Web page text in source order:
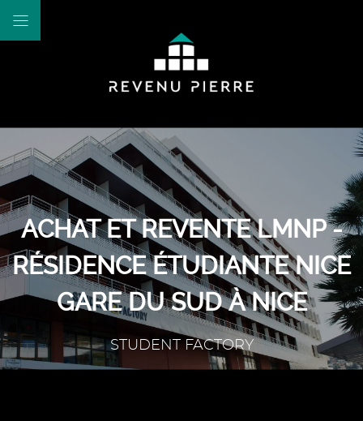
ACHAT ET REVENTE LMNP -
RÉSIDENCE ÉTUDIANTE NICE
GARE DU SUD À NICE
STUDENT FACTORY